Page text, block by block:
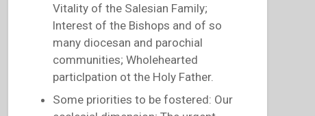
Vitality of the Salesian Family;
lnterest of the Bishops and of so
many diocesan and parochial
communities; Wholehearted
particlpation ot the Holy Father.
Some priorities to be fostered: Our